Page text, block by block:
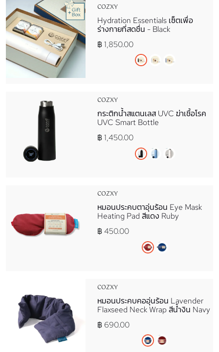
COZXY
Hydration Essentials เซ็ตเพื่อ
ร่างกายที่สดชื่น - Black
฿ 1,850.00
COZXY
กระติกน้ำสแตนเลส​ UVC ฆ่าเชื้อโรค
UVC Smart Bottle
฿ 1,450.00
COZXY
หมอนประคบตาอุ่นร้อน Eye Mask
Heating Pad สีแดง Ruby
฿ 450.00
COZXY
หมอนประคบคออุ่นร้อน Lavender
Flaxseed Neck Wrap สีน้ำงิน Navy
฿ 690.00